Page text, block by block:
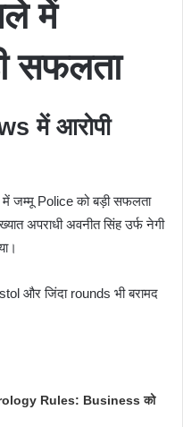
में
सफलता
में आरोपी
में जम्मू Police को बड़ी सफलता
अपराधी अवनीत सिंह उर्फ नेगी
और जिंदा rounds भी बरामद
Rules: Business को